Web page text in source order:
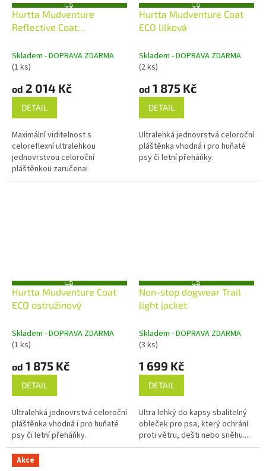
Z
D
R
Hurtta Mudventure
Reflective Coat
Skladem - DOPRAVA ZDARMA
(1 ks)
od 2 014 Kč
DETAIL
Maximální viditelnost s
celoreflexní ultralehkou
jednovrstvou celoroční
pláštěnkou zaručena!
Z
D
Hurtta Mudventure Coat
ECO lilková
Skladem - DOPRAVA ZDARMA
(2 ks)
od 1 875 Kč
DETAIL
Ultralehká jednovrstvá celoroční
pláštěnka vhodná i pro huňaté
psy či letní přeháňky.
Z
D
R
Hurtta Mudventure Coat
ECO ostružinový
Skladem - DOPRAVA ZDARMA
(1 ks)
od 1 875 Kč
DETAIL
Ultralehká jednovrstvá celoroční
pláštěnka vhodná i pro huňaté
psy či letní přeháňky.
Z
D
Non-stop dogwear Trail
light jacket
Skladem - DOPRAVA ZDARMA
(3 ks)
1 699 Kč
DETAIL
Ultra lehký do kapsy sbalitelný
obleček pro psa, který ochrání
proti větru, dešti nebo sněhu....
Akce